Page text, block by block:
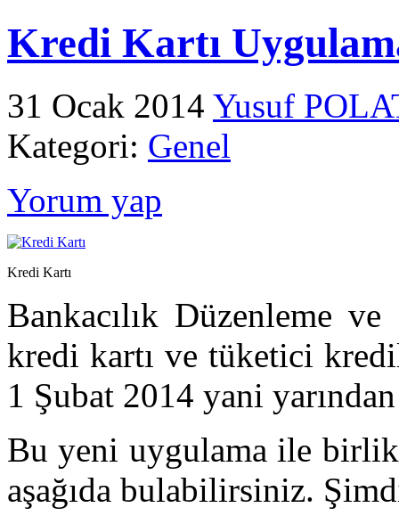
Kredi Kartı
31 Ocak 2014 Yusuf
Kategori: Genel
Yorum yap
Kredi Kartı
Bankacılık Düzenleme
kredi kartı ve tüketici
1 Şubat 2014 yani
Bu yeni uygulama ile
aşağıda bulabilirsiniz.